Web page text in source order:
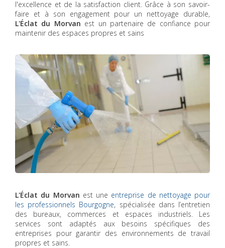
l'excellence et de la satisfaction client. Grâce à son savoir-
faire et à son engagement pour un nettoyage durable,
L'Éclat du Morvan est un partenaire de confiance pour
maintenir des espaces propres et sains
L'Éclat du Morvan est une entreprise de nettoyage pour
les professionnels Bourgogne, spécialisée dans l’entretien
des bureaux, commerces et espaces industriels. Les
services sont adaptés aux besoins spécifiques des
entreprises pour garantir des environnements de travail
propres et sains.